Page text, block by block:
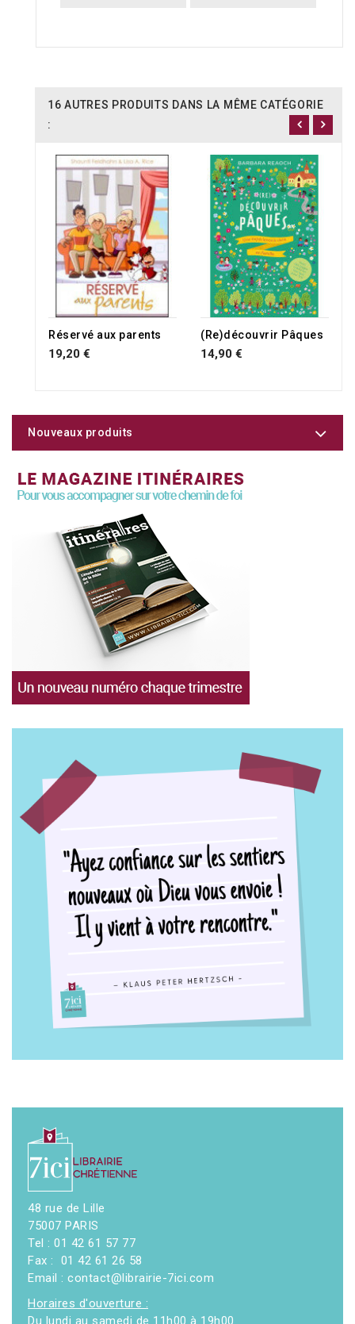
16 AUTRES PRODUITS DANS LA MÊME CATÉGORIE
:
Réservé aux parents
19,20 €
(Re)découvrir Pâques
14,90 €
Nouveaux produits
48 rue de Lille
75007 PARIS
Tel : 01 42 61 57 77
Fax : 01 42 61 26 58
Email : contact@librairie-7ici.com
Horaires d'ouverture :
Du lundi au samedi de 11h00 à 19h00